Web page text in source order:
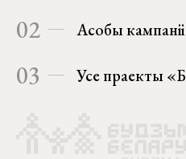
02 Асобы кампаніі
03 Усе праекты